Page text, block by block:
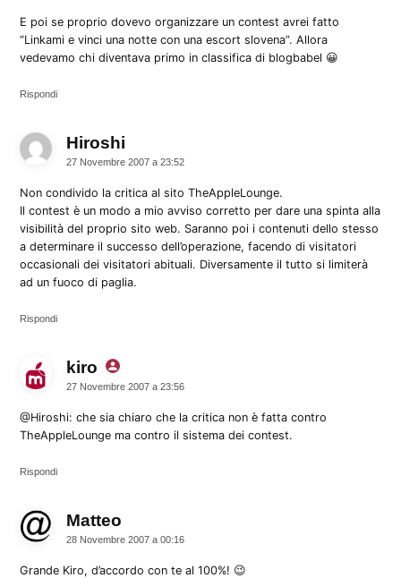
E poi se proprio dovevo organizzare un contest avrei fatto
“Linkami e vinci una notte con una escort slovena”. Allora
vedevamo chi diventava primo in classifica di blogbabel 😀
Rispondi
Hiroshi
27 Novembre 2007 a 23:52
Non condivido la critica al sito TheAppleLounge.
Il contest è un modo a mio avviso corretto per dare una spinta alla
visibilità del proprio sito web. Saranno poi i contenuti dello stesso
a determinare il successo dell’operazione, facendo di visitatori
occasionali dei visitatori abituali. Diversamente il tutto si limiterà
ad un fuoco di paglia.
Rispondi
kiro dice:
27 Novembre 2007 a 23:56
@Hiroshi: che sia chiaro che la critica non è fatta contro
TheAppleLounge ma contro il sistema dei contest.
Rispondi
Matteo
28 Novembre 2007 a 00:16
Grande Kiro, d’accordo con te al 100%! 😉